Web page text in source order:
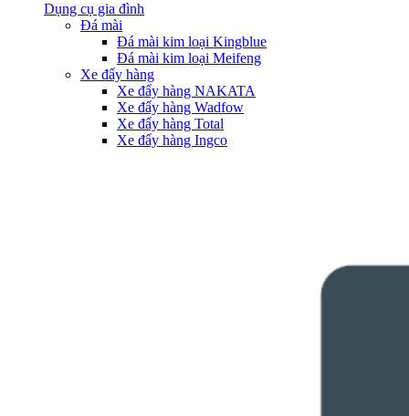
Dụng cụ gia đình
Đá mài
Đá mài kim loại Kingblue
Đá mài kim loại Meifeng
Xe đẩy hàng
Xe đẩy hàng NAKATA
Xe đẩy hàng Wadfow
Xe đẩy hàng Total
Xe đẩy hàng Ingco